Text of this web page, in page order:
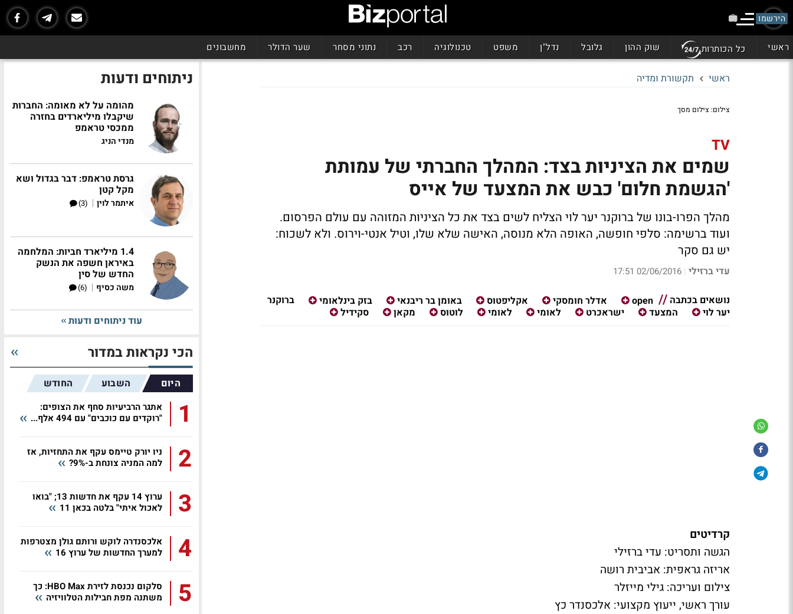
הירשמו
ראשי כל הכותרות שוק ההון גלובל נדל"ן משפט טכנולוגיה רכב נתוני מסחר שער הדולר מחשבונים
ראשי תקשורת ומדיה
צילום: צילום מסך
TV
שמים את הציניות בצד: המהלך החברתי של עמותת
'הגשמת חלום' כבש את המצעד של אייס
מהלך הפרו-בונו של ברוקנר יער לוי הצליח לשים בצד את כל הציניות המזוהה עם עולם הפרסום.
ועוד ברשימה: סלפי חופשה, האופה הלא מנוסה, האישה שלא שלו, וטיל אנטי-וירוס. ולא לשכוח:
יש גם סקר
עדי ברזילי |
02/06/2016 17:51
נושאים בכתבה open אדלר חומסקי אקליפטוס באומן בר ריבנאי בזק בינלאומי
ברוקנר
יער לוי
המצעד ישראכרט לאומי לאומי לוטוס מקאן סקידיל
קרדיטים
הגשה ותסריט: עדי ברזילי
אריזה גראפית: אביבית רושה
צילום ועריכה: גילי מייזלר
עורך ראשי, ייעוץ מקצועי: אלכסנדר כץ
ניתוחים ודעות
מהומה על לא מאומה: החברות
שיקבלו מיליארדים בחזרה
ממכסי טראמפ
מנדי הניג
גרסת טראמפ: דבר בגדול ושא
מקל קטן
איתמר לוין |
(3)
1.4 מיליארד חביות: המלחמה
באיראן חשפה את הנשק
החדש של סין
משה כסיף |
(6)
עוד ניתוחים ודעות
הכי נקראות במדור
היום השבוע החודש
1
אתגר הרביעיות סחף את הצופים:
"רוקדים עם כוכבים" עם 494 אלף...
2
ניו יורק טיימס עקף את התחזיות, אז
למה המניה צונחת ב-9%?
3
ערוץ 14 עקף את חדשות 13; "בואו
לאכול איתי" בלטה בכאן 11
4
אלכסנדרה לוקש ורותם גולן מצטרפות
למערך החדשות של ערוץ 16
5
סלקום נכנסת לזירת HBO Max: כך
משתנה מפת חבילות הטלוויזיה